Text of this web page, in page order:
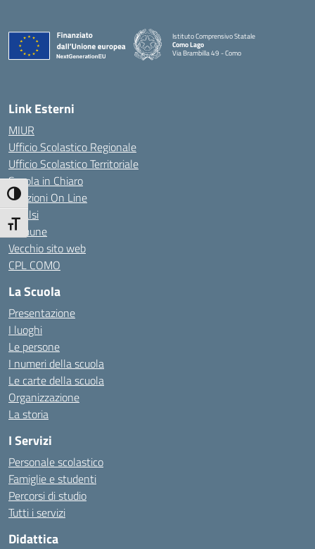
Attiva/disattiva alto contrasto
Attiva/disattiva dimensione testo
Istituto Comprensivo Statale
Como Lago
Via Brambilla 49 - Como
Link Esterni
MIUR
Ufficio Scolastico Regionale
Ufficio Scolastico Territoriale
Scuola in Chiaro
Iscrizioni On Line
Invalsi
Comune
Vecchio sito web
CPL COMO
La Scuola
Presentazione
I luoghi
Le persone
I numeri della scuola
Le carte della scuola
Organizzazione
La storia
I Servizi
Personale scolastico
Famiglie e studenti
Percorsi di studio
Tutti i servizi
Didattica